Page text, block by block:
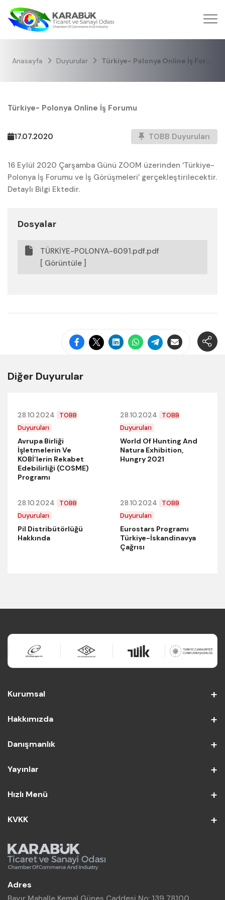
Anasayfa Duyurular Türkiye- Polonya Online İş Forumu
Türkiye- Polonya Online İş Forumu
17.07.2020 TOBB Duyuruları
16 Eylül 2020 Çarşamba Günü ZOOM üzerinden ‘Türkiye-
Polonya İş Forumu ve İş Görüşmeleri’ gerçekleştirilecektir.
Detaylı Bilgi Ektedir.
Dosyalar
TÜRKİYE-POLONYA-6091.pdf.pdf
[ Görüntüle ]
Diğer Duyurular
28.10.2024
TOBB
Duyuruları
Avrupa Birliği
İşletmelerin Ve
KOBİ’lerin Rekabet
Edebilirliği (COSME)
Programı
28.10.2024
TOBB
Duyuruları
World Of Hunting And
Natura Exhibition,
Hungry 2021
28.10.2024
TOBB
Duyuruları
Pil Distribütörlüğü
Hakkında
28.10.2024
TOBB
Duyuruları
Eurostars Programı
Türkiye-İskandinavya
Çağrısı
Kurumsal
Hakkımızda
Danışmanlık
Yayınlar
Hızlı Menü
KVKK
Adres